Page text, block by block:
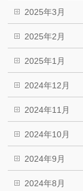
2025年3月
2025年2月
2025年1月
2024年12月
2024年11月
2024年10月
2024年9月
2024年8月